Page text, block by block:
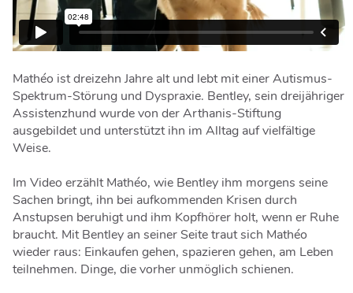
Mathéo ist dreizehn Jahre alt und lebt mit einer Autismus-
Spektrum-Störung und Dyspraxie. Bentley, sein dreijähriger
Assistenzhund wurde von der Arthanis-Stiftung
ausgebildet und unterstützt ihn im Alltag auf vielfältige
Weise.
Im Video erzählt Mathéo, wie Bentley ihm morgens seine
Sachen bringt, ihn bei aufkommenden Krisen durch
Anstupsen beruhigt und ihm Kopfhörer holt, wenn er Ruhe
braucht. Mit Bentley an seiner Seite traut sich Mathéo
wieder raus: Einkaufen gehen, spazieren gehen, am Leben
teilnehmen. Dinge, die vorher unmöglich schienen.